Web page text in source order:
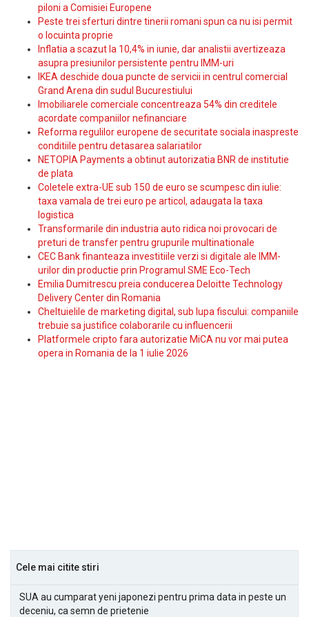
piloni a Comisiei Europene
Peste trei sferturi dintre tinerii romani spun ca nu isi permit
o locuinta proprie
Inflatia a scazut la 10,4% in iunie, dar analistii avertizeaza
asupra presiunilor persistente pentru IMM-uri
IKEA deschide doua puncte de servicii in centrul comercial
Grand Arena din sudul Bucurestiului
Imobiliarele comerciale concentreaza 54% din creditele
acordate companiilor nefinanciare
Reforma regulilor europene de securitate sociala inaspreste
conditiile pentru detasarea salariatilor
NETOPIA Payments a obtinut autorizatia BNR de institutie
de plata
Coletele extra-UE sub 150 de euro se scumpesc din iulie:
taxa vamala de trei euro pe articol, adaugata la taxa
logistica
Transformarile din industria auto ridica noi provocari de
preturi de transfer pentru grupurile multinationale
CEC Bank finanteaza investitiile verzi si digitale ale IMM-
urilor din productie prin Programul SME Eco-Tech
Emilia Dumitrescu preia conducerea Deloitte Technology
Delivery Center din Romania
Cheltuielile de marketing digital, sub lupa fiscului: companiile
trebuie sa justifice colaborarile cu influencerii
Platformele cripto fara autorizatie MiCA nu vor mai putea
opera in Romania de la 1 iulie 2026
Cele mai citite stiri
SUA au cumparat yeni japonezi pentru prima data in peste un
deceniu, ca semn de prietenie